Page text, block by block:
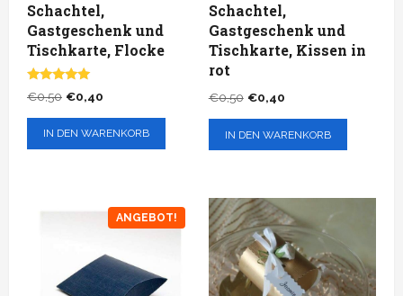
Schachtel,
Gastgeschenk und
Tischkarte, Flocke
Bewertet
mit
€0,50 Ursprünglicher
Preis
war:
€0,40
Preis
ist:
IN DEN WARENKORB
Schachtel,
Gastgeschenk und
Tischkarte, Kissen in
rot
€0,50 Ursprünglicher
Preis
war:
€0,40Aktueller
Preis
ist:
IN DEN WARENKORB
ANGEBOT!